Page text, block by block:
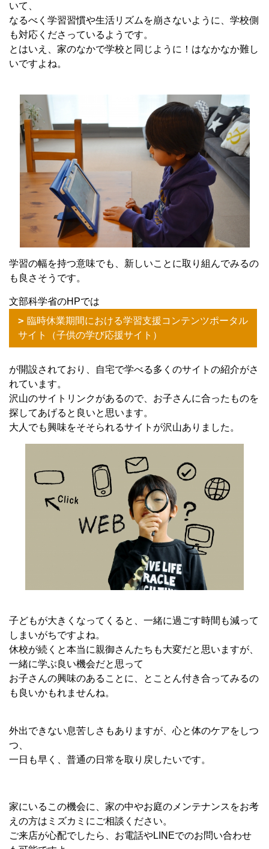
いて、
なるべく学習習慣や生活リズムを崩さないように、学校側
も対応くださっているようです。
とはいえ、家のなかで学校と同じように！はなかなか難し
いですよね。
学習の幅を持つ意味でも、新しいことに取り組んでみるの
も良さそうです。
文部科学省のHPでは
臨時休業期間における学習支援コンテンツポータル
サイト（子供の学び応援サイト）
が開設されており、自宅で学べる多くのサイトの紹介がさ
れています。
沢山のサイトリンクがあるので、お子さんに合ったものを
探してあげると良いと思います。
大人でも興味をそそられるサイトが沢山ありました。
子どもが大きくなってくると、一緒に過ごす時間も減って
しまいがちですよね。
休校が続くと本当に親御さんたちも大変だと思いますが、
一緒に学ぶ良い機会だと思って
お子さんの興味のあることに、とことん付き合ってみるの
も良いかもれませんね。
外出できない息苦しさもありますが、心と体のケアをしつ
つ、
一日も早く、普通の日常を取り戻したいです。
家にいるこの機会に、家の中やお庭のメンテナンスをお考
えの方はミズカミにご相談ください。
ご来店が心配でしたら、お電話やLINEでのお問い合わせ